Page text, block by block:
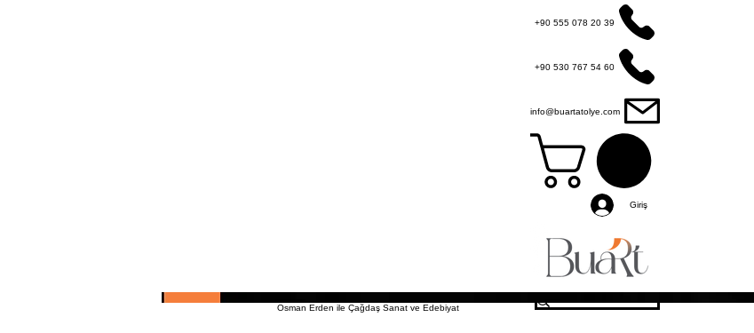
+90 555 078 20 39
+90 530 767 54 60
info@buartatolye.com
Giriş
Osman Erden ile Çağdaş Sanat ve Edebiyat